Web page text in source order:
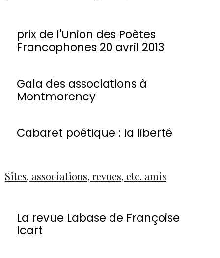
prix de l'Union des Poètes
Francophones 20 avril 2013
Gala des associations à
Montmorency
Cabaret poétique : la liberté
Sites, associations, revues, etc. amis
La revue Labase de Françoise
Icart